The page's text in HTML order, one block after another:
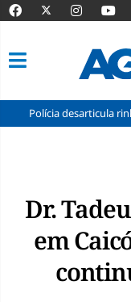
desarticula rinha de
Dr.
em